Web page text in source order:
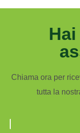
Chiama ora per
tutta la